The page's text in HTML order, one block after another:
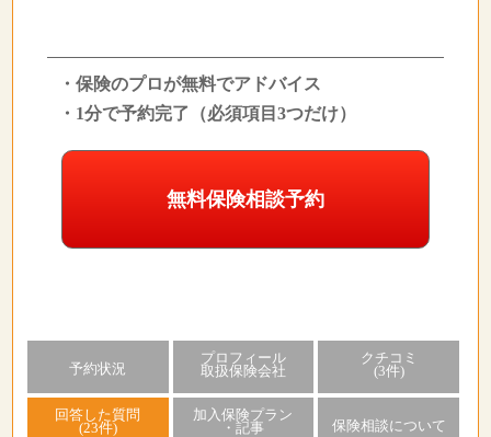
・保険のプロが無料でアドバイス
・1分で予約完了（必須項目3つだけ）
無料保険相談予約
予約状況
プロフィール
取扱保険会社
クチコミ
(3件)
回答した質問
(23件)
加入保険プラン
・記事
保険相談について